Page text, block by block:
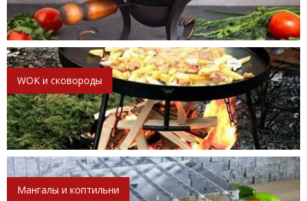
WOK и сковороды
Мангалы и коптильни